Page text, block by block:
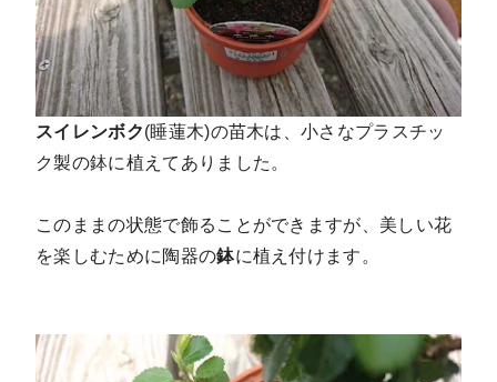
スイレンボク(睡蓮木)の苗木は、小さなプラスチッ
ク製の鉢に植えてありました。
このままの状態で飾ることができますが、美しい花
を楽しむために陶器の鉢に植え付けます。